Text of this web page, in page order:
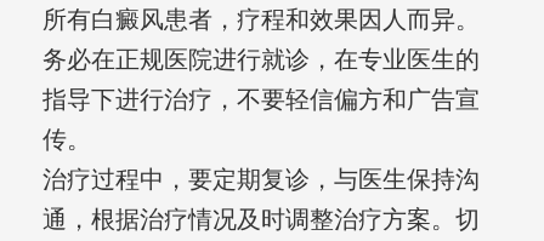
所有白癜风患者，疗程和效果因人而异。
务必在正规医院进行就诊，在专业医生的
指导下进行治疗，不要轻信偏方和广告宣
传。
治疗过程中，要定期复诊，与医生保持沟
通，根据治疗情况及时调整治疗方案。切